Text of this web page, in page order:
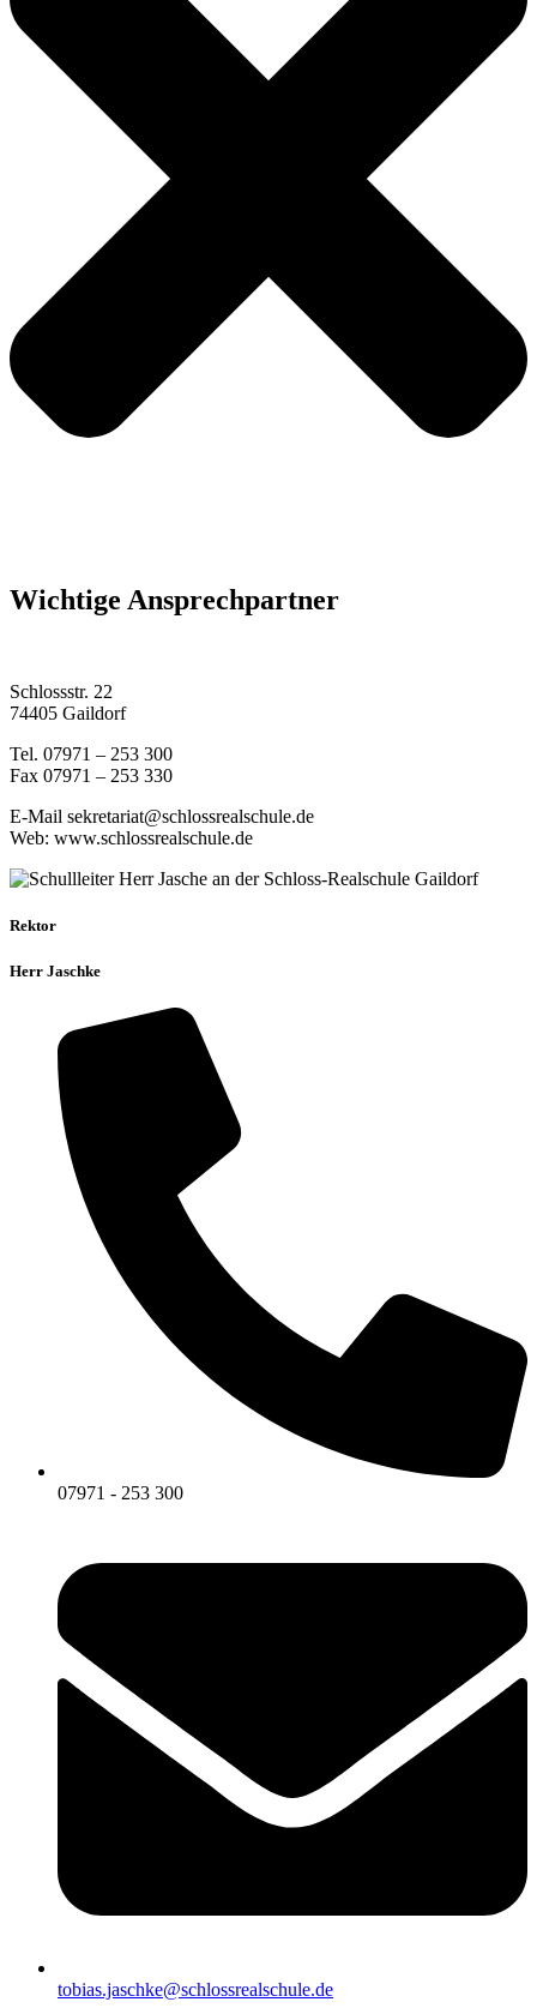
Wichtige Ansprechpartner
Schlossstr. 22
74405 Gaildorf
Tel. 07971 – 253 300
Fax 07971 – 253 330
E-Mail sekretariat@schlossrealschule.de
Web: www.schlossrealschule.de
Rektor
Herr Jaschke
07971 - 253 300
tobias.jaschke@schlossrealschule.de